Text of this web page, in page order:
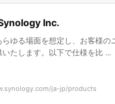
Inc.
ゆる場面を想定し、お客様の
たします。以下で仕様を比 ...
ja-jp/products